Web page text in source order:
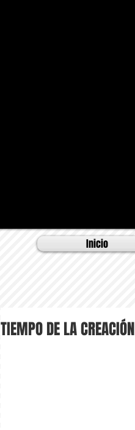
Inicio
TIEMPO DE LA CREACIÓN